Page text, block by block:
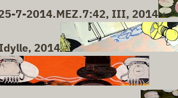
25-7-2014.MEZ.7:42, III, 2014
2014